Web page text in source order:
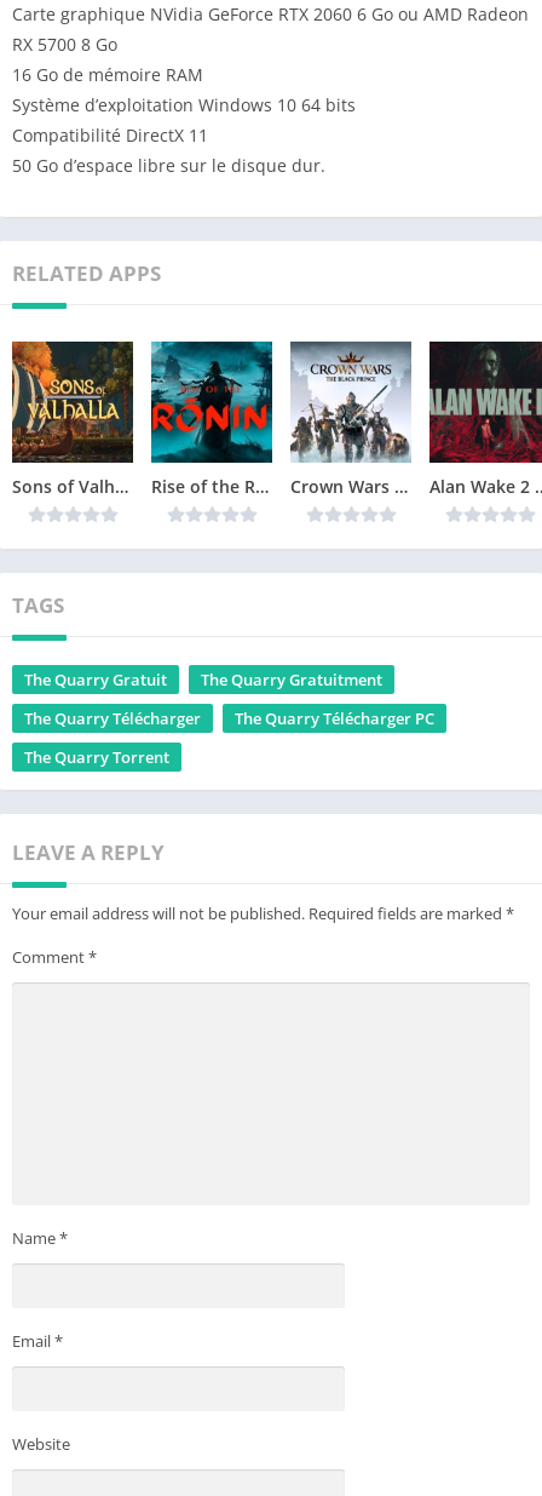
Carte graphique NVidia GeForce RTX 2060 6 Go ou AMD Radeon
RX 5700 8 Go
16 Go de mémoire RAM
Système d’exploitation Windows 10 64 bits
Compatibilité DirectX 11
50 Go d’espace libre sur le disque dur.
RELATED APPS
Sons of Valhalla Version Complète jeu pour PC Rise of the Ronin Version Complète jeu pour PC Crown Wars The Black Prince Version Complète jeu pour PC Alan Wake
TAGS
The Quarry Gratuit
The Quarry Gratuitment
The Quarry Télécharger
The Quarry Télécharger PC
The Quarry Torrent
LEAVE A REPLY
Your email address will not be published. Required fields are marked *
Comment*
Name*
Email*
Website